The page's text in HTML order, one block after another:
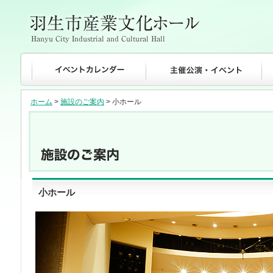
ホーム > 施設のご案内 > 小ホール
小ホール